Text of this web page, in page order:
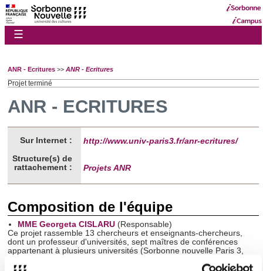
☰
ANR - Ecritures >> ANR - Ecritures
Projet terminé
ANR - ECRITURES
Sur Internet :
http://www.univ-paris3.fr/anr-ecritures/
Structure(s) de
rattachement :
Projets ANR
Composition de l'équipe
MME Georgeta CISLARU (Responsable)
Ce projet rassemble 13 chercheurs et enseignants-chercheurs,
dont un professeur d'universités, sept maîtres de conférences
appartenant à plusieurs universités (Sorbonne nouvelle Paris 3,
Bretagne), un chargé de recherches HDR (CNRS-CeRCA